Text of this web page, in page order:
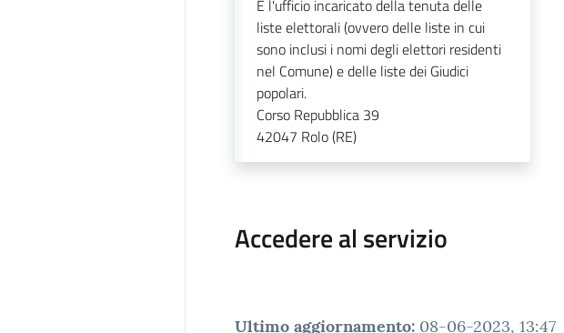
È l'ufficio incaricato della tenuta delle
liste elettorali (ovvero delle liste in cui
sono inclusi i nomi degli elettori residenti
nel Comune) e delle liste dei Giudici
popolari.
Corso Repubblica 39
42047 Rolo (RE)
Accedere al servizio
Ultimo aggiornamento: 08-06-2023, 13:47